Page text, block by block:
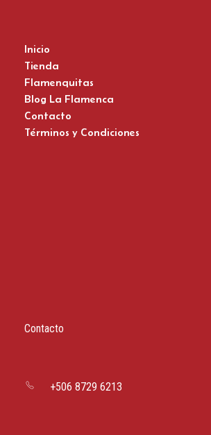
Inicio
Tienda
Flamenquitas
Blog La Flamenca
Contacto
Términos y Condiciones
Contacto
+506 8729 6213